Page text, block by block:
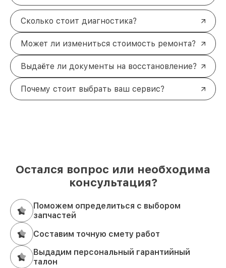
Сколько стоит диагностика?
Может ли измениться стоимость ремонта?
Выдаёте ли документы на восстановление?
Почему стоит выбрать ваш сервис?
Остался вопрос или необходима
консультация?
Поможем определиться с выбором
запчастей
Составим точную смету работ
Выдадим персональный гарантийный
талон